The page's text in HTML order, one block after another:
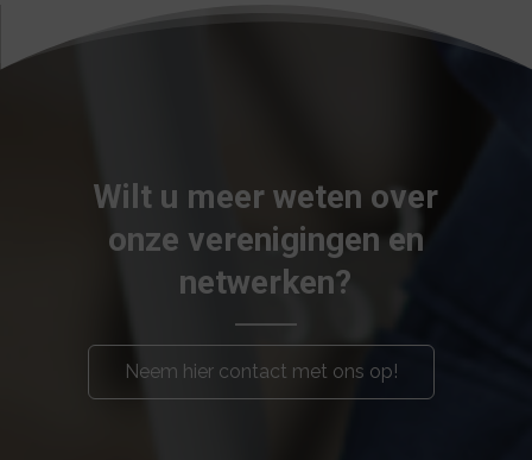
Wilt u meer weten over
onze verenigingen en
netwerken?
Neem hier contact met ons op!